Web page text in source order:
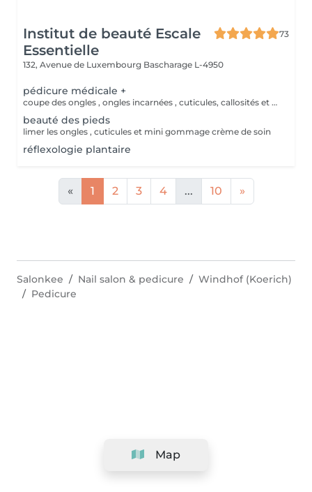
Institut de beauté Escale
Essentielle
73
132, Avenue de Luxembourg Bascharage L-4950
pédicure médicale +
coupe des ongles , ongles incarnées , cuticules, callosités et créme de soin
beauté des pieds
limer les ongles , cuticules et mini gommage crème de soin
réflexologie plantaire
« 1 2 3 4 ... 10 »
Map
Salonkee Nail salon & pedicure
Windhof (Koerich)
Pedicure